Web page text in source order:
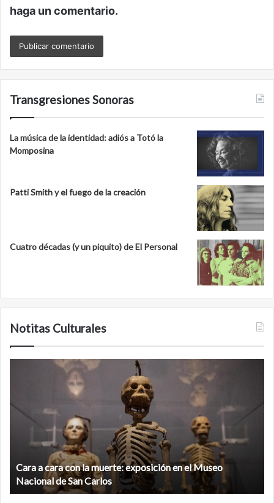
haga un comentario.
Transgresiones Sonoras
La música de la identidad: adiós a Totó la
Momposina
Patti Smith y el fuego de la creación
Cuatro décadas (y un piquito) de El Personal
Notitas Culturales
con
muerte:
exposición
el
Museo
Nacional
Cara a cara con la muerte: exposición en el Museo
Nacional de San Carlos